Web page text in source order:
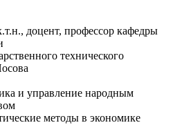
доцент, профессор кафедры
технического
и управление народным
методы в экономике